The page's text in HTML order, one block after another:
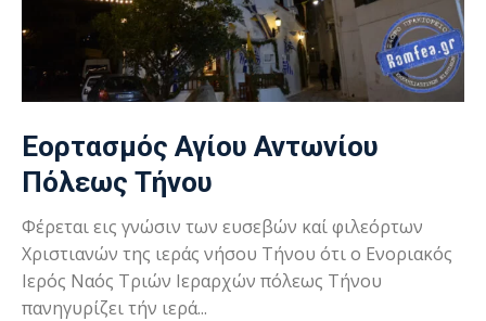
Εορτασμός Αγίου Αντωνίου
Πόλεως Τήνου
Φέρεται εις γνώσιν των ευσεβών καί φιλεόρτων
Χριστιανών της ιεράς νήσου Τήνου ότι ο Ενοριακός
Ιερός Ναός Τριών Ιεραρχών πόλεως Τήνου
πανηγυρίζει τήν ιερά...